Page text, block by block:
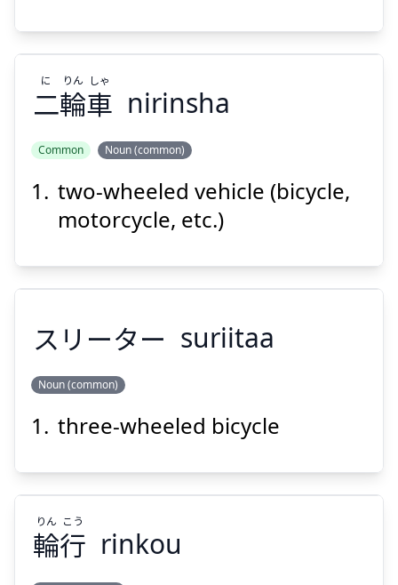
Suspend
二
輪
車
に
りん
しゃ
二輪車
に りん しゃ
nirinsha
Common Noun (common)
two-wheeled vehicle (bicycle,
motorcycle, etc.)
スリーター
スリーター suriitaa
Noun (common)
three-wheeled bicycle
輪行
りん こう
rinkou